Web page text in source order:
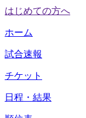
はじめての方へ
ホーム
試合速報
チケット
日程・結果